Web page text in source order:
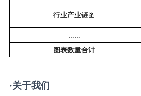
行业产业链图
……
图表数量合计
·关于我们